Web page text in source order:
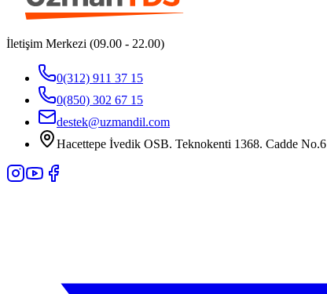
İletişim Merkezi (09.00 - 22.00)
0(312) 911 37 15
0(850) 302 67 15
destek@uzmandil.com
Hacettepe İvedik OSB. Teknokenti 1368. Cadde